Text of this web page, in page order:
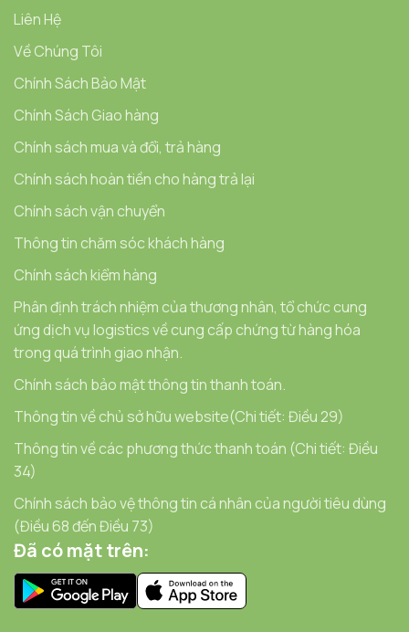
Liên Hệ
Về Chúng Tôi
Chính Sách Bảo Mật
Chính Sách Giao hàng
Chính sách mua và đổi, trả hàng
Chính sách hoàn tiền cho hàng trả lại
Chính sách vận chuyển
Thông tin chăm sóc khách hàng
Chính sách kiểm hàng
Phân định trách nhiệm của thương nhân, tổ chức cung
ứng dịch vụ logistics về cung cấp chứng từ hàng hóa
trong quá trình giao nhận.
Chính sách bảo mật thông tin thanh toán.
Thông tin về chủ sở hữu website(Chi tiết: Điều 29)
Thông tin về các phương thức thanh toán (Chi tiết: Điều
34)
Chính sách bảo vệ thông tin cá nhân của người tiêu dùng
(Điều 68 đến Điều 73)
Đã có mặt trên: